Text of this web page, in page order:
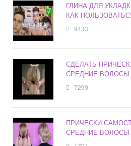
ГЛИНА ДЛЯ
КАК
9433
СДЕЛАТЬ
СРЕДНИЕ ВОЛОСЫ
7299
ПРИЧЕСКИ
СРЕДНИЕ